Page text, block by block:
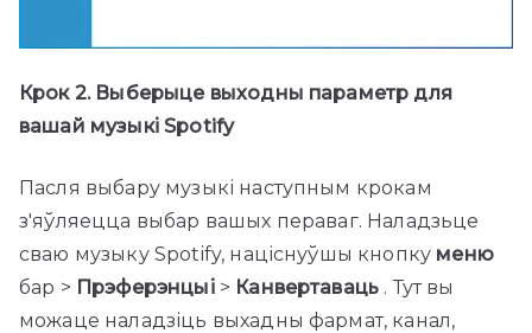
Крок 2. Выберыце выходны параметр для
вашай музыкі Spotify
Пасля выбару музыкі наступным крокам
з'яўляецца выбар вашых пераваг. Наладзьце
сваю музыку Spotify, націснуўшы кнопку меню
бар > Прэферэнцыі> Канвертаваць . Тут вы
можаце наладзіць выхадны фармат, канал,